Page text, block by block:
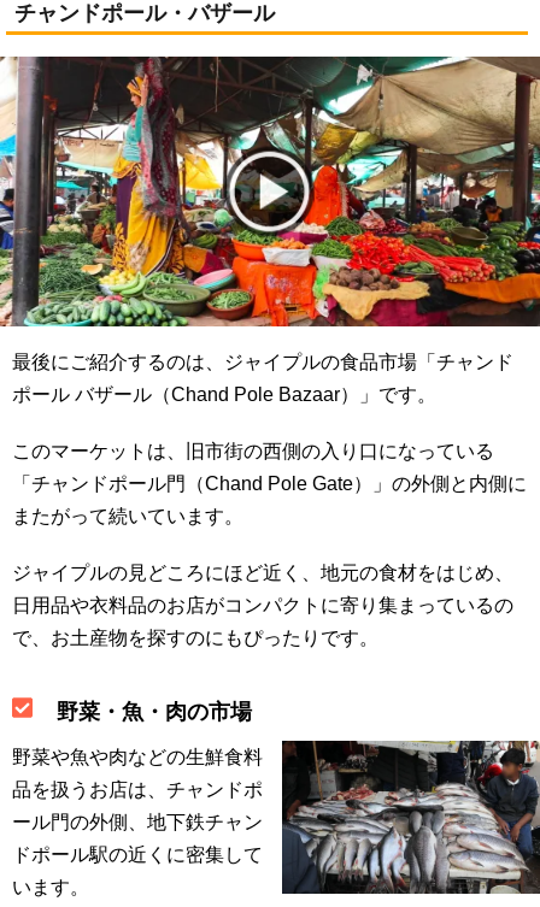
チャンドポール・バザール
最後にご紹介するのは、ジャイプルの食品市場「チャンド
ポール バザール（Chand Pole Bazaar）」です。
このマーケットは、旧市街の西側の入り口になっている
「チャンドポール門（Chand Pole Gate）」の外側と内側に
またがって続いています。
ジャイプルの見どころにほど近く、地元の食材をはじめ、
日用品や衣料品のお店がコンパクトに寄り集まっているの
で、お土産物を探すのにもぴったりです。
野菜・魚・肉の市場
野菜や魚や肉などの生鮮食料
品を扱うお店は、チャンドポ
ール門の外側、地下鉄チャン
ドポール駅の近くに密集して
います。